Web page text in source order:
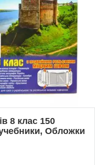
8 клас 150
Обложки